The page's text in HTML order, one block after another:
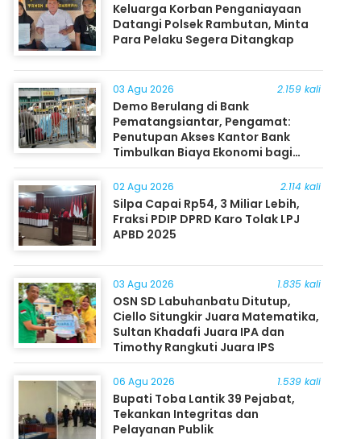
Keluarga Korban Penganiayaan
Datangi Polsek Rambutan, Minta
Para Pelaku Segera Ditangkap
03 Agu 2026 2.159 kali
Demo Berulang di Bank
Pematangsiantar, Pengamat:
Penutupan Akses Kantor Bank
Timbulkan Biaya Ekonomi bagi
Masyarakat
02 Agu 2026 2.114 kali
Silpa Capai Rp54, 3 Miliar Lebih,
Fraksi PDIP DPRD Karo Tolak LPJ
APBD 2025
03 Agu 2026 1.835 kali
OSN SD Labuhanbatu Ditutup,
Ciello Situngkir Juara Matematika,
Sultan Khadafi Juara IPA dan
Timothy Rangkuti Juara IPS
06 Agu 2026 1.539 kali
Bupati Toba Lantik 39 Pejabat,
Tekankan Integritas dan
Pelayanan Publik